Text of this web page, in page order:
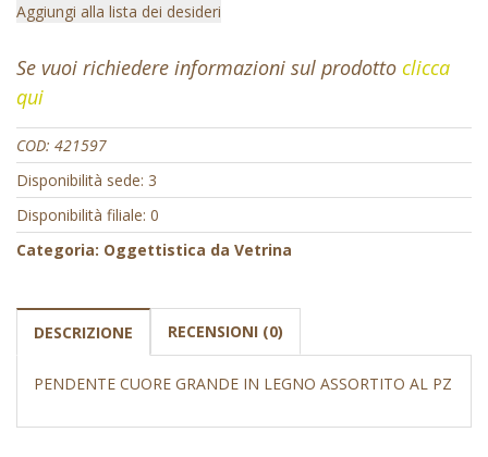
Aggiungi alla lista dei desideri
Se vuoi richiedere informazioni sul prodotto clicca
qui
COD: 421597
Disponibilità sede: 3
Disponibilità filiale: 0
Categoria: Oggettistica da Vetrina
DESCRIZIONE RECENSIONI (0)
PENDENTE CUORE GRANDE IN LEGNO ASSORTITO AL PZ